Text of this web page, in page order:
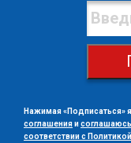
Нажимая «Подписаться»
соглашенияи
соответствии с